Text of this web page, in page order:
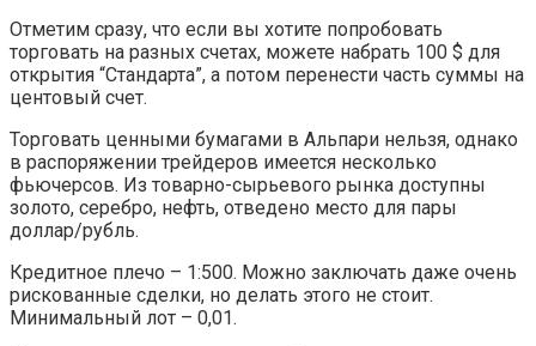
Отметим сразу, что если вы хотите попробовать
торговать на разных счетах, можете набрать 100 $ для
открытия “Стандарта”, а потом перенести часть суммы на
центовый счет.
Торговать ценными бумагами в Альпари нельзя, однако
в распоряжении трейдеров имеется несколько
фьючерсов. Из товарно-сырьевого рынка доступны
золото, серебро, нефть, отведено место для пары
доллар/рубль.
Кредитное плечо – 1:500. Можно заключать даже очень
рискованные сделки, но делать этого не стоит.
Минимальный лот – 0,01.